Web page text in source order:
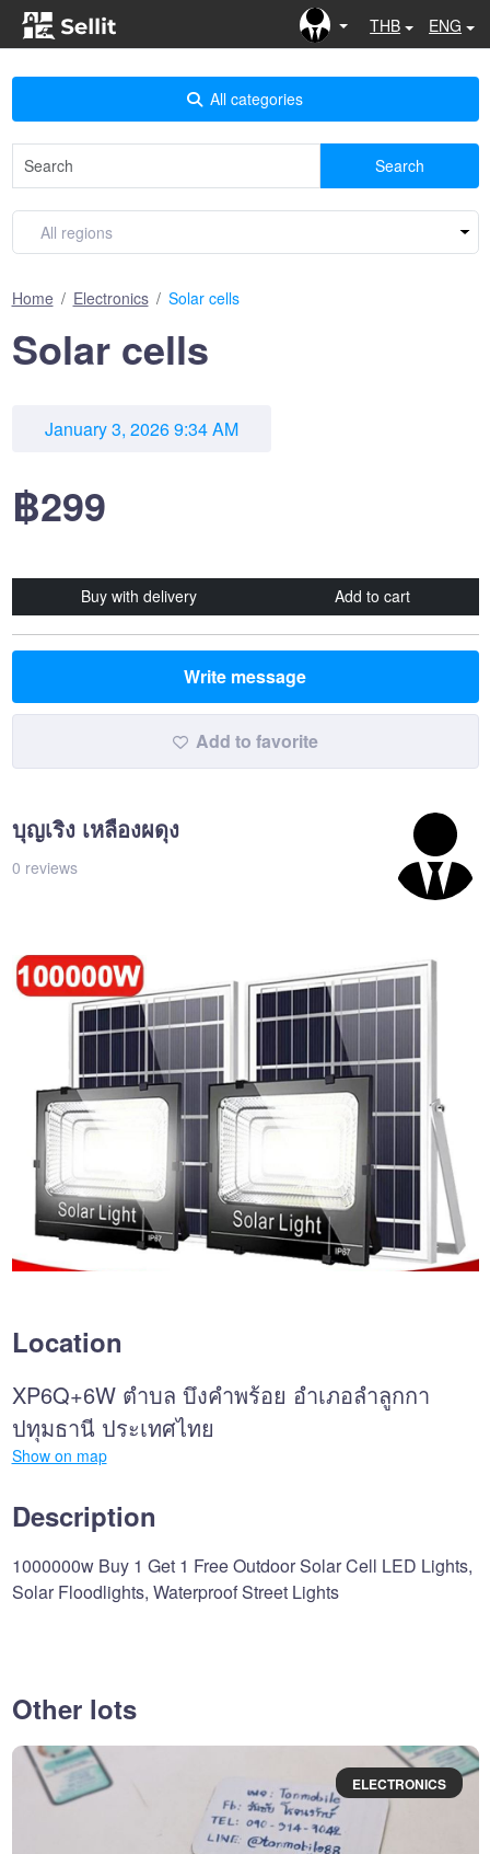
THB ENG
All categories
Search
Home Electronics Solar cells
Solar cells
January 3, 2026 9:34 AM
Location
XP6Q+6W ตำบล บึงคำพร้อย อำเภอลำลูกกา
ปทุมธานี ประเทศไทย
Show on map
Description
1000000w Buy 1 Get 1 Free Outdoor Solar Cell LED Lights,
Solar Floodlights, Waterproof Street Lights
฿299
Buy with delivery Add to cart
Write message
Add to favorite
บุญเริง เหลืองผดุง
0 reviews
Other lots
ELECTRONICS